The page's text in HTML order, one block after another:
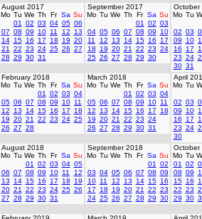
August 2017
Mo Tu We Th Fr Sa Su
01
02 03 04 05 06
07 08 09 10 11 12
13
14 15 16 17 18 19 20
21
22 23 24 25 26 27
28 29 30 31
September 2017
Mo Tu We Th Fr Sa Su
01
02 03
04 05 06 07 08 09
10
11
12 13 14 15 16
17
18
19 20 21 22 23 24
25 26 27 28 29 30
October
Mo Tu
02 03
09
10
16
17
23 24
30 31
February 2018
Mo Tu We Th Fr Sa Su
01
02 03 04
05 06 07 08 09 10 11
12
13 14 15 16 17
18
19 20 21 22 23 24 25
26 27 28
March 2018
Mo Tu We Th Fr Sa Su
01
02 03 04
05 06 07 08 09 10 11
12
13 14 15 16 17
18
19 20 21 22 23 24
26 27 28 29 30 31
April
Mo Tu
02 03
09
10
16
17
23 24
30
August 2018
Mo Tu We Th Fr Sa Su
01
02 03 04 05
06 07 08 09 10 11
12
13
14 15 16 17 18
19
20 21 22 23 24 25 26
27 28 29 30 31
September 2018
Mo Tu We Th Fr Sa Su
01
02
03 04 05 06 07 08 09
10 11 12 13 14 15 16
17
18 19 20 21 22 23
24 25 26 27 28 29 30
October
Mo Tu
01
02
08 09
15 16
22 23
29 30